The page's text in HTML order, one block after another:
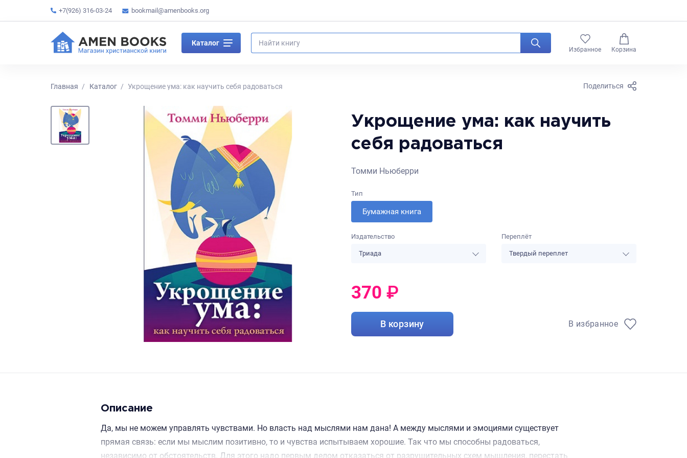
+7(926) 316-03-24 bookmail@amenbooks.org
Каталог
Избранное Корзина
Главная Каталог Укрощение ума: как научить себя радоваться Поделиться
Укрощение ума: как научить
себя радоваться
Томми Ньюберри
Тип
Бумажная книга
Издательство
Триада
Переплёт
Твердый переплет
370 ₽
В корзину В избранное
Описание
Да, мы не можем управлять чувствами. Но власть над мыслями нам дана! А между мыслями и эмоциями существует
прямая связь: если мы мыслим позитивно, то и чувства испытываем хорошие. Так что мы способны радоваться,
независимо от обстоятельств. Для этого надо первым делом отказаться от разрушительных схем мышления, перестать